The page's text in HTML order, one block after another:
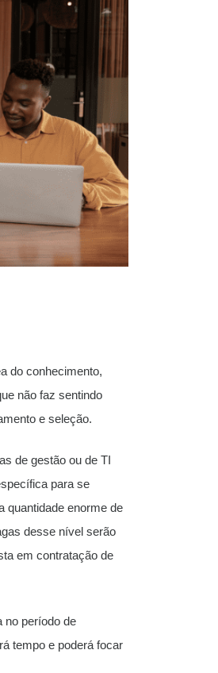
do conhecimento,
não faz sentindo
e seleção.
de gestão ou de TI
para se
quantidade enorme de
desse nível serão
em contratação de
no período de
tempo e poderá focar